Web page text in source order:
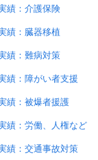
績：介護保険
績：臓器移植
績：難病対策
績：障がい者支援
績：被爆者援護
績：労働、人権など
績：交通事故対策